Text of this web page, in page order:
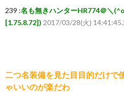
239 :名も無きハンターHR774＠＼
[1.75.8.72]) 2017/03/28(火)
二つ名装備を見た目目的だけで
ゃいいのが楽だわ